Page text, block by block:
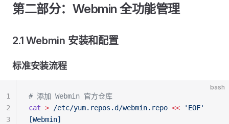
第二部分：Webmin 全功能管理
2.1 Webmin 安装和配置
标准安装流程
bash
# 添加 Webmin 官方仓库
cat > /etc/yum.repos.d/webmin.repo << 'EOF'
[Webmin]
1
2
3